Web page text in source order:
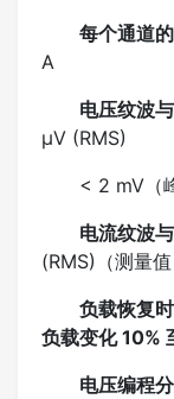
每个通道
A
电压纹波
µV (RMS)
< 2 mV（
电流纹波
(RMS)（测量值
负载恢复
负载变化 10%
电压编程